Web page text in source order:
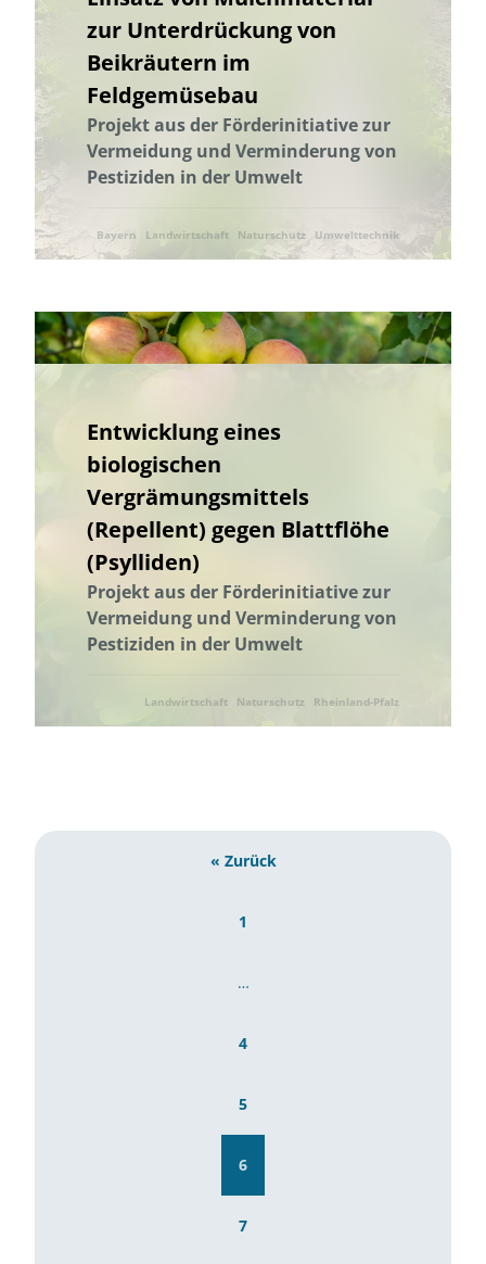
Wissenstransfer
zur Unterdrückung von
Beikräutern im
Feldgemüsebau
Projekt aus der Förderinitiative zur
Vermeidung und Verminderung von
Pestiziden in der Umwelt
Bayern Landwirtschaft Naturschutz Umwelttechnik
Entwicklung eines
biologischen
Vergrämungsmittels
(Repellent) gegen Blattflöhe
(Psylliden)
Projekt aus der Förderinitiative zur
Vermeidung und Verminderung von
Pestiziden in der Umwelt
Landwirtschaft Naturschutz Rheinland-Pfalz
« Zurück
1
…
4
5
6
7